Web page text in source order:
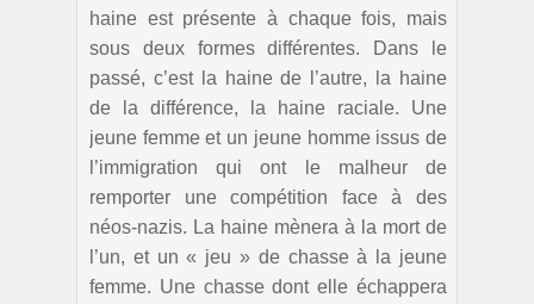
haine est présente à chaque fois, mais
sous deux formes différentes. Dans le
passé, c’est la haine de l’autre, la haine
de la différence, la haine raciale. Une
jeune femme et un jeune homme issus de
l’immigration qui ont le malheur de
remporter une compétition face à des
néos-nazis. La haine mènera à la mort de
l’un, et un « jeu » de chasse à la jeune
femme. Une chasse dont elle échappera